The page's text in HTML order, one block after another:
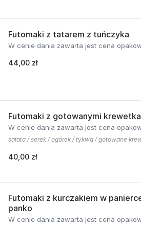
Futomaki z tatarem z tuńczyka
W cenie dania zawarta jest cena
44,00 zł
Futomaki z gotowanymi
W cenie dania zawarta jest cena
sałata / serek / ogórek / tykwa / gotowane
40,00 zł
Futomaki z kurczakiem w
panko
W cenie dania zawarta jest cena